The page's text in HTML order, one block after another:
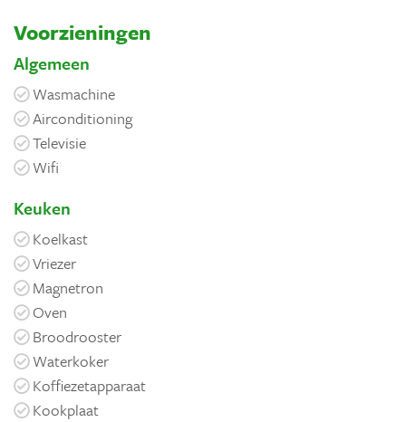
Voorzieningen
Algemeen
Wasmachine
Airconditioning
Televisie
Wifi
Keuken
Koelkast
Vriezer
Magnetron
Oven
Broodrooster
Waterkoker
Koffiezetapparaat
Kookplaat